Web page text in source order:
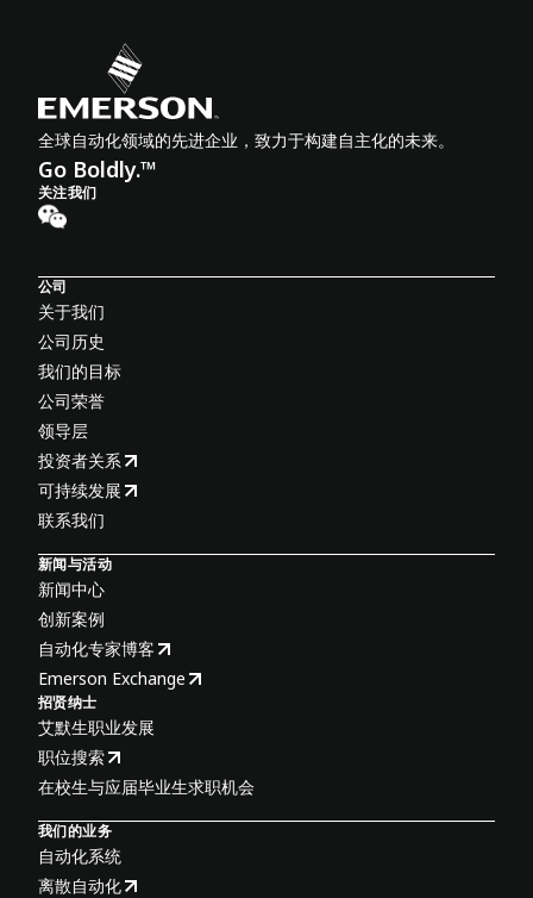
全球自动化领域的先进企业，致力于构建自主化的未来。
Go Boldly.™
关注我们
公司
关于我们
公司历史
我们的目标
公司荣誉
领导层
投资者关系
可持续发展
联系我们
新闻与活动
新闻中心
创新案例
自动化专家博客
Emerson Exchange
招贤纳士
艾默生职业发展
职位搜索
在校生与应届毕业生求职机会
我们的业务
自动化系统
离散自动化